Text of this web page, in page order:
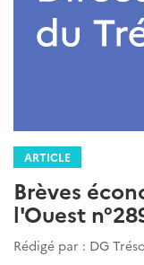
ARTICLE
Brèves
l'Ouest
Rédigé par : DG